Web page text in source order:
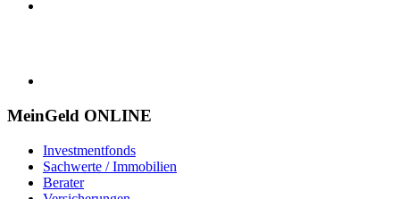
MeinGeld ONLINE
Investmentfonds
Sachwerte / Immobilien
Berater